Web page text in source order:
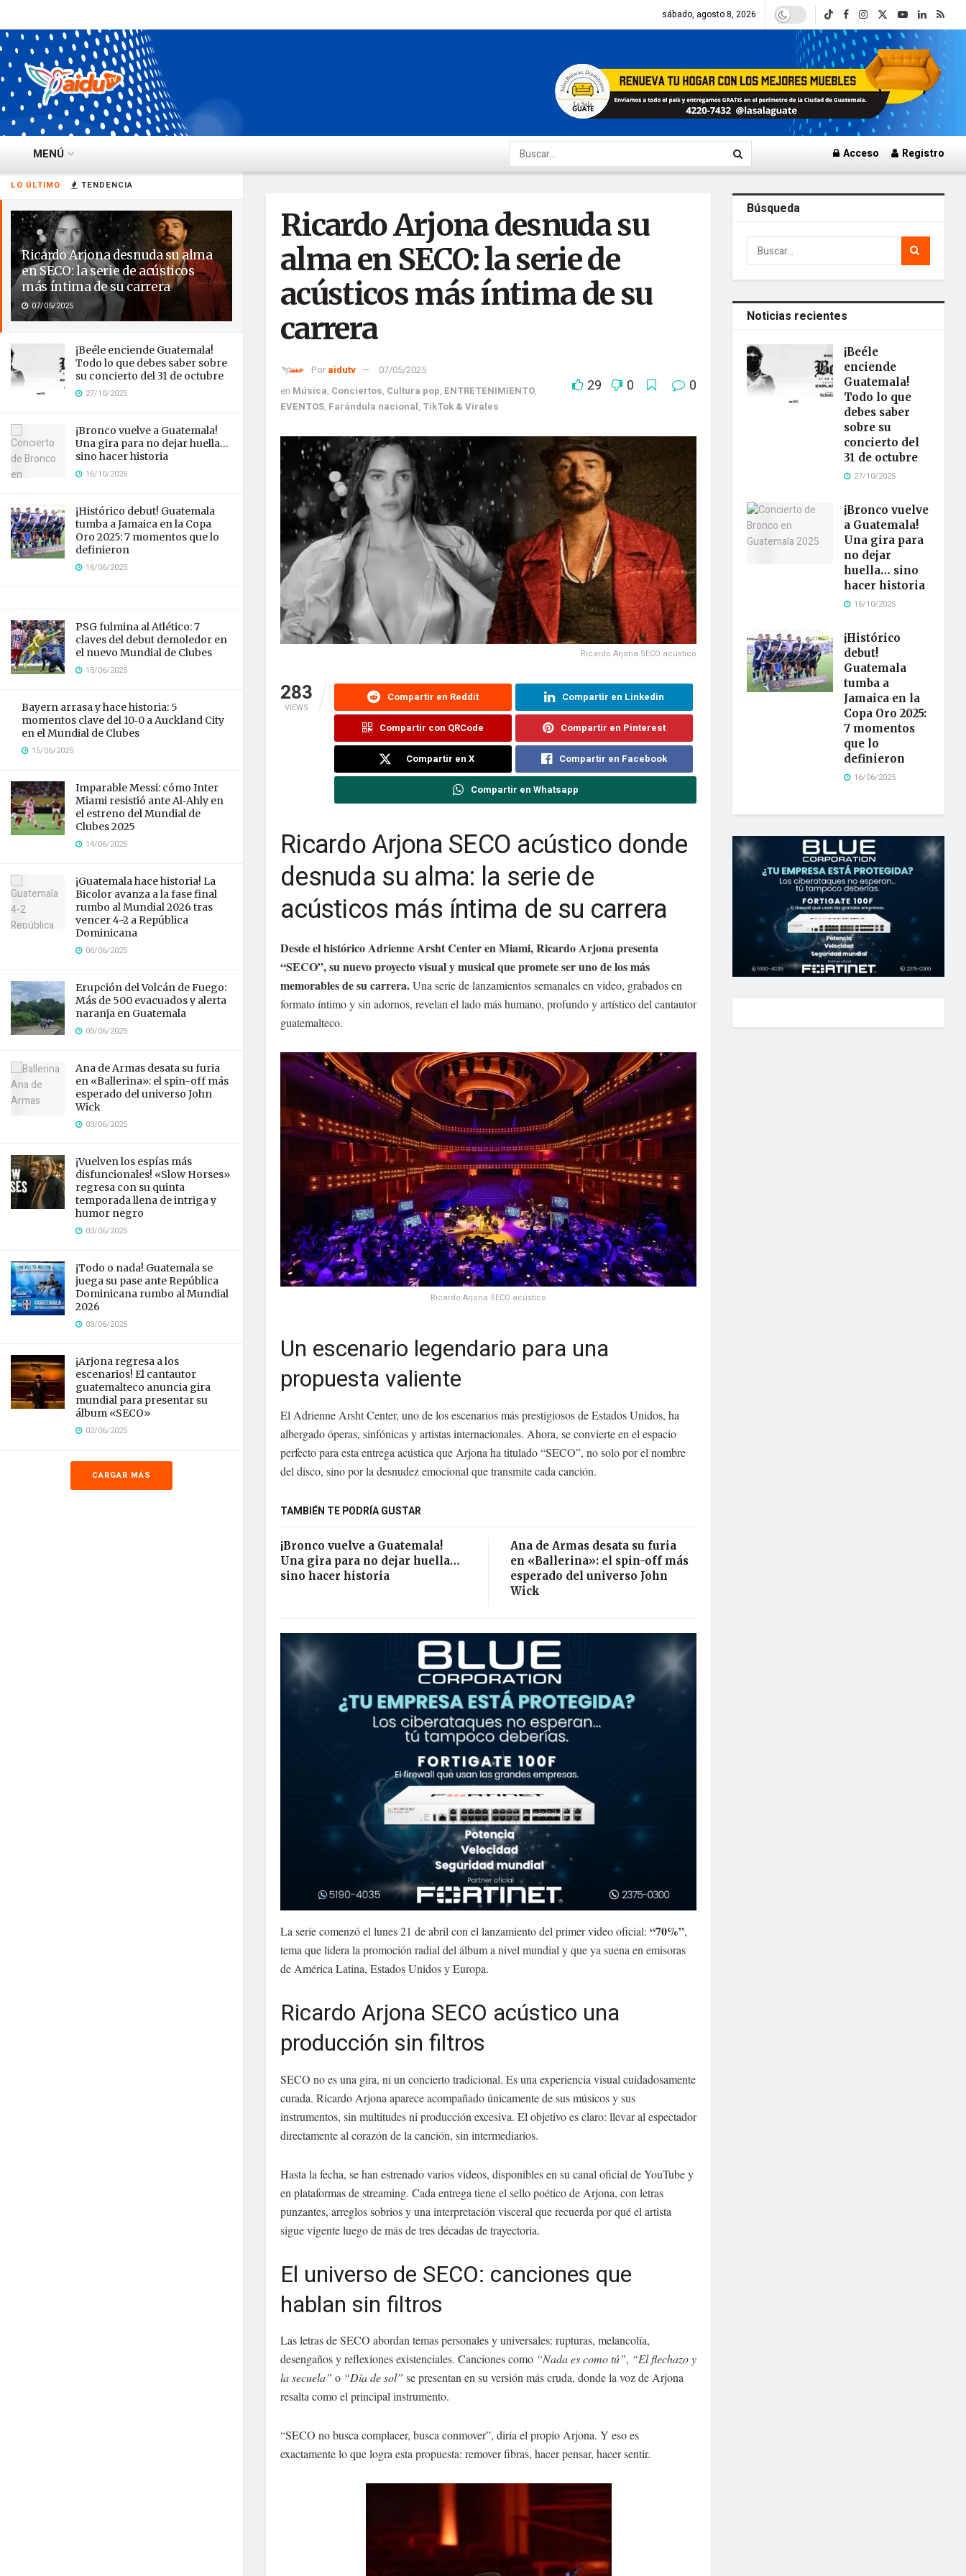
LO ÚLTIMO TENDENCIA
Ricardo Arjona desnuda su alma
en SECO: la serie de acústicos
más íntima de su carrera
07/05/2025
¡Beéle enciende Guatemala!
Todo lo que debes saber sobre
su concierto del 31 de octubre
27/10/2025
¡Bronco vuelve a Guatemala!
Una gira para no dejar huella…
sino hacer historia
16/10/2025
¡Histórico debut! Guatemala
tumba a Jamaica en la Copa
Oro 2025: 7 momentos que lo
definieron
16/06/2025
PSG fulmina al Atlético: 7
claves del debut demoledor en
el nuevo Mundial de Clubes
15/06/2025
Bayern arrasa y hace historia: 5
momentos clave del 10‑0 a Auckland City
en el Mundial de Clubes
15/06/2025
Imparable Messi: cómo Inter
Miami resistió ante Al‑Ahly en
el estreno del Mundial de
Clubes 2025
14/06/2025
¡Guatemala hace historia! La
Bicolor avanza a la fase final
rumbo al Mundial 2026 tras
vencer 4-2 a República
Dominicana
06/06/2025
Erupción del Volcán de Fuego:
Más de 500 evacuados y alerta
naranja en Guatemala
05/06/2025
Ana de Armas desata su furia
en «Ballerina»: el spin-off más
esperado del universo John
Wick
03/06/2025
¡Vuelven los espías más
disfuncionales! «Slow Horses»
regresa con su quinta
temporada llena de intriga y
humor negro
03/06/2025
¡Todo o nada! Guatemala se
juega su pase ante República
Dominicana rumbo al Mundial
2026
03/06/2025
¡Arjona regresa a los
escenarios! El cantautor
guatemalteco anuncia gira
mundial para presentar su
álbum «SECO»
02/06/2025
CARGAR MÁS
sábado, agosto 8, 2026
MENÚ Acceso Registro
Ricardo Arjona desnuda su
alma en SECO: la serie de
acústicos más íntima de su
carrera
Por aidutv
07/05/2025
en Música, Conciertos, Cultura pop, ENTRETENIMIENTO,
EVENTOS, Farándula nacional, TikTok & Virales
29 0 0
Ricardo Arjona SECO acústico
283
VIEWS
Compartir en Reddit Compartir en Linkedin
Compartir con QRCode Compartir en Pinterest
Compartir en X Compartir en Facebook
Compartir en Whatsapp
Ricardo Arjona SECO acústico donde
desnuda su alma: la serie de
acústicos más íntima de su carrera
Desde el histórico Adrienne Arsht Center en Miami, Ricardo Arjona presenta
“SECO”, su nuevo proyecto visual y musical que promete ser uno de los más
memorables de su carrera.Una serie de lanzamientos semanales en video, grabados en
formato íntimo y sin adornos, revelan el lado más humano, profundo y artístico del cantautor
guatemalteco.
Ricardo Arjona SECO acústico
Un escenario legendario para una
propuesta valiente
El Adrienne Arsht Center, uno de los escenarios más prestigiosos de Estados Unidos, ha
albergado óperas, sinfónicas y artistas internacionales. Ahora, se convierte en el espacio
perfecto para esta entrega acústica que Arjona ha titulado “SECO”, no solo por el nombre
del disco, sino por la desnudez emocional que transmite cada canción.
TAMBIÉN TE PODRÍA GUSTAR
¡Bronco vuelve a Guatemala!
Una gira para no dejar huella…
sino hacer historia
Ana de Armas desata su furia
en «Ballerina»: el spin-off más
esperado del universo John
Wick
La serie comenzó el lunes 21 de abril con el lanzamiento del primer video oficial: “70%”,
tema que lidera la promoción radial del álbum a nivel mundial y que ya suena en emisoras
de América Latina, Estados Unidos y Europa.
Ricardo Arjona SECO acústico una
producción sin filtros
SECO no es una gira, ni un concierto tradicional. Es una experiencia visual cuidadosamente
curada. Ricardo Arjona aparece acompañado únicamente de sus músicos y sus
instrumentos, sin multitudes ni producción excesiva. El objetivo es claro: llevar al espectador
directamente al corazón de la canción, sin intermediarios.
Hasta la fecha, se han estrenado varios videos, disponibles en su canal oficial de YouTube y
en plataformas de streaming. Cada entrega tiene el sello poético de Arjona, con letras
punzantes, arreglos sobrios y una interpretación visceral que recuerda por qué el artista
sigue vigente luego de más de tres décadas de trayectoria.
El universo de SECO: canciones que
hablan sin filtros
Las letras de SECO abordan temas personales y universales: rupturas, melancolía,
desengaños y reflexiones existenciales. Canciones como “Nada es como tú”, “El flechazo y
la secuela” o “Día de sol” se presentan en su versión más cruda, donde la voz de Arjona
resalta como el principal instrumento.
“SECO no busca complacer, busca conmover”, diría el propio Arjona. Y eso es
exactamente lo que logra esta propuesta: remover fibras, hacer pensar, hacer sentir.
Búsqueda
Noticias recientes
¡Beéle
enciende
Guatemala!
Todo lo que
debes saber
sobre su
concierto del
31 de octubre
27/10/2025
¡Bronco vuelve
a Guatemala!
Una gira para
no dejar
huella… sino
hacer historia
16/10/2025
¡Histórico
debut!
Guatemala
tumba a
Jamaica en la
Copa Oro 2025:
7 momentos
que lo
definieron
16/06/2025